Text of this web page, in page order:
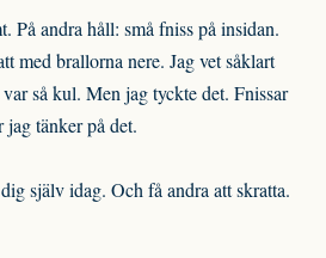
På andra håll: små fniss på insidan.
med brallorna nere. Jag vet såklart
så kul. Men jag tyckte det. Fnissar
jag tänker på det.
själv idag. Och få andra att skratta.